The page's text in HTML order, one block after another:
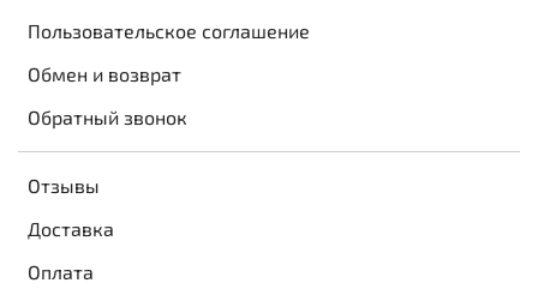
Пользовательское соглашение
Обмен и возврат
Обратный звонок
Отзывы
Доставка
Оплата